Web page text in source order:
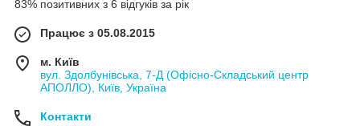
83% позитивних з 6 відгуків за рік
Працює з 05.08.2015
м. Київ
вул. Здолбунівська, 7-Д (Офісно-Складський центр
АПОЛЛО), Київ, Україна
Контакти